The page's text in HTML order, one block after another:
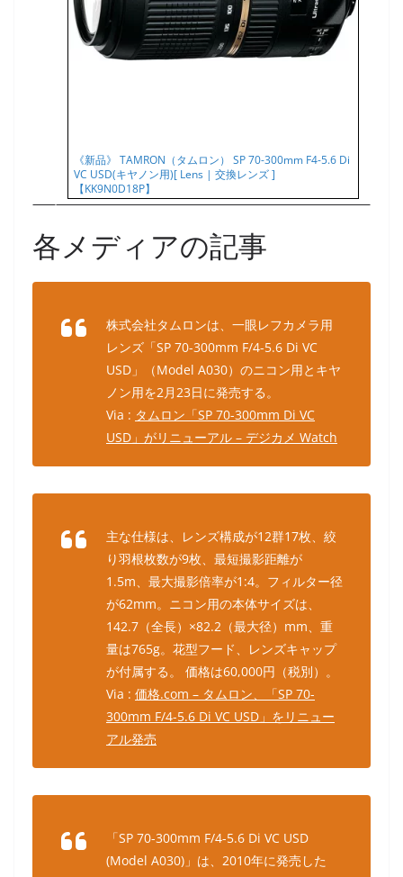
《新品》 TAMRON（タムロン） SP 70-300mm F4-5.6 Di
VC USD(キヤノン用)[ Lens | 交換レンズ ]
【KK9N0D18P】
各メディアの記事
株式会社タムロンは、一眼レフカメラ用
レンズ「SP 70-300mm F/4-5.6 Di VC
USD」（Model A030）のニコン用とキヤ
ノン用を2月23日に発売する。
Via : タムロン「SP 70-300mm Di VC
USD」がリニューアル – デジカメ Watch
主な仕様は、レンズ構成が12群17枚、絞
り羽根枚数が9枚、最短撮影距離が
1.5m、最大撮影倍率が1:4。フィルター径
が62mm。ニコン用の本体サイズは、
142.7（全長）×82.2（最大径）mm、重
量は765g。花型フード、レンズキャップ
が付属する。 価格は60,000円（税別）。
Via : 価格.com – タムロン、「SP 70-
300mm F/4-5.6 Di VC USD」をリニュー
アル発売
「SP 70-300mm F/4-5.6 Di VC USD
(Model A030)」は、2010年に発売した